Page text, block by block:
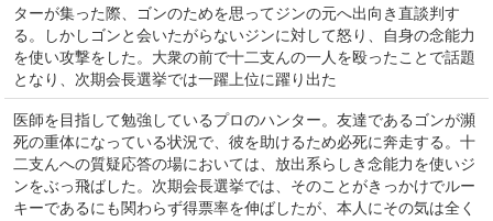
ターが集った際、ゴンのためを思ってジンの元へ出向き直談判す
る。しかしゴンと会いたがらないジンに対して怒り、自身の念能力
を使い攻撃をした。大衆の前で十二支んの一人を殴ったことで話題
となり、次期会長選挙では一躍上位に躍り出た
医師を目指して勉強しているプロのハンター。友達であるゴンが瀕
死の重体になっている状況で、彼を助けるため必死に奔走する。十
二支んへの質疑応答の場においては、放出系らしき念能力を使いジ
ンをぶっ飛ばした。次期会長選挙では、そのことがきっかけでルー
キーであるにも関わらず得票率を伸ばしたが、本人にその気は全く